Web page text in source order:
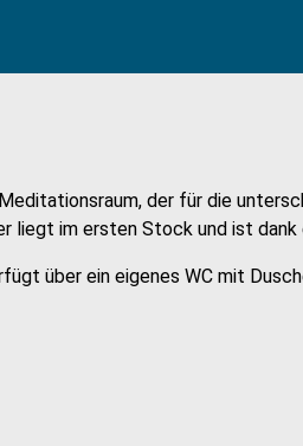
der für die
liegt im ersten Stock und ist
über ein eigenes WC mit